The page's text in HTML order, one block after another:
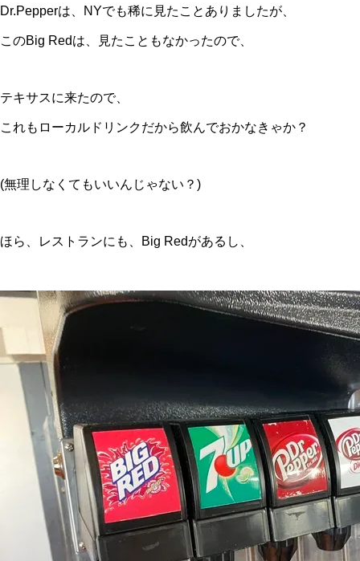
Dr.Pepperは、NYでも稀に見たことありましたが、
このBig Redは、見たこともなかったので、
テキサスに来たので、
これもローカルドリンクだから飲んでおかなきゃか？
(無理しなくてもいいんじゃない？)
ほら、レストランにも、Big Redがあるし、